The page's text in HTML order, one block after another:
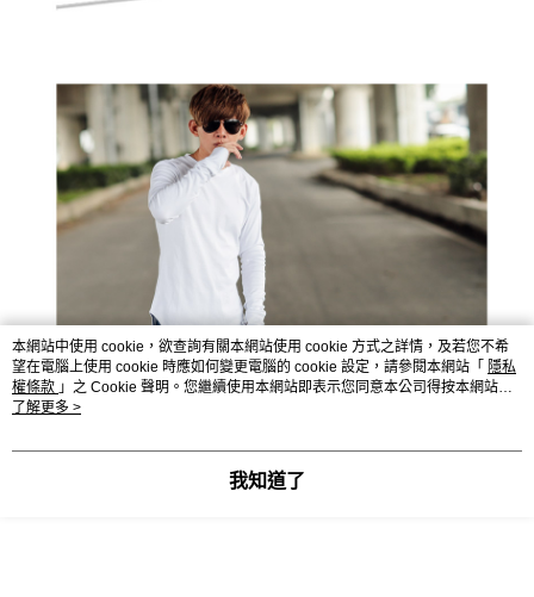
本網站中使用 cookie，欲查詢有關本網站使用 cookie 方式之詳情，及若您不希
望在電腦上使用 cookie 時應如何變更電腦的 cookie 設定，請參閱本網站「 隱私
權條款 」之 Cookie 聲明。您繼續使用本網站即表示您同意本公司得按本網站使
用條款之 Cookie 聲明使用 cookie。
了解更多 >
我知道了